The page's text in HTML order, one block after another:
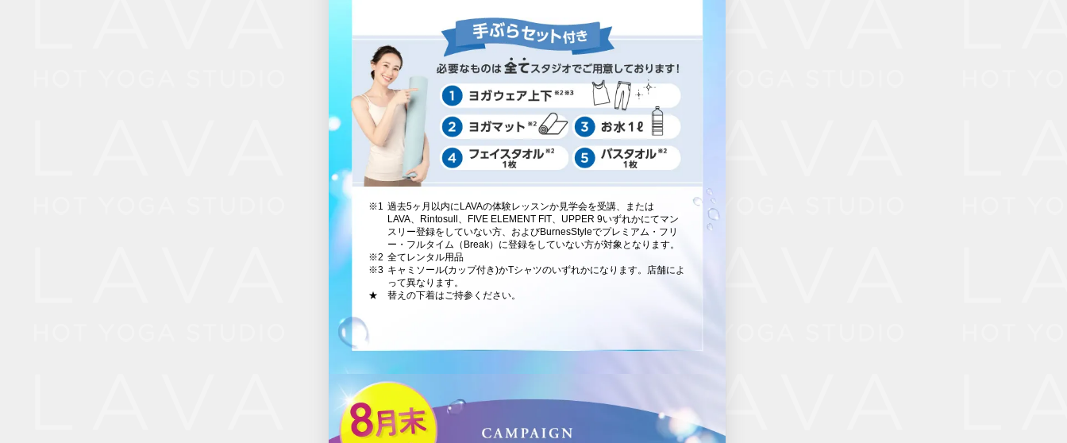
※1 過去5ヶ月以内にLAVAの体験レッスンか見学会を受講、または
LAVA、Rintosull、FIVE ELEMENT FIT、UPPER 9いずれかにてマン
スリー登録をしていない方、およびBurnesStyleでプレミアム・フリ
ー・フルタイム（Break）に登録をしていない方が対象となります。
※2 全てレンタル用品
※3 キャミソール(カップ付き)かTシャツのいずれかになります。店舗によ
って異なります。
★
替えの下着はご持参ください。